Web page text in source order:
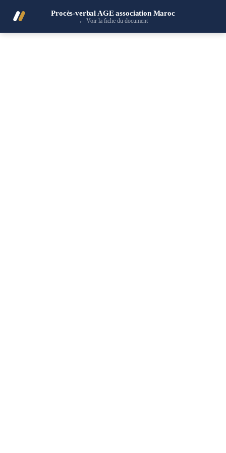
Procès-verbal AGE association Maroc
← Voir la fiche du document